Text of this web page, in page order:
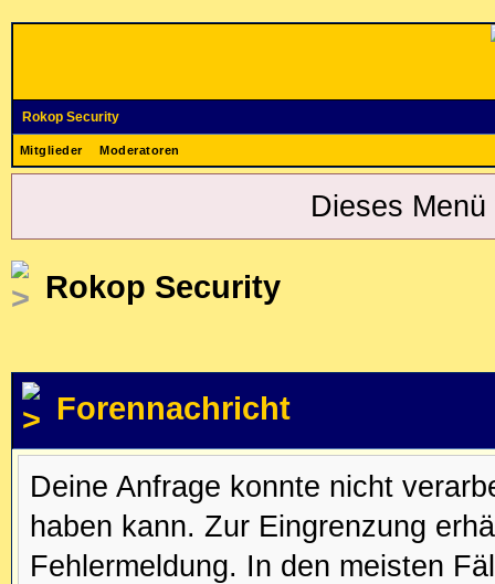
Rokop Security
Mitglieder Moderatoren
Dieses
Rokop Security
Forennachricht
Deine Anfrage konnte nicht
haben kann. Zur Eingrenzung
Fehlermeldung. In den meisten